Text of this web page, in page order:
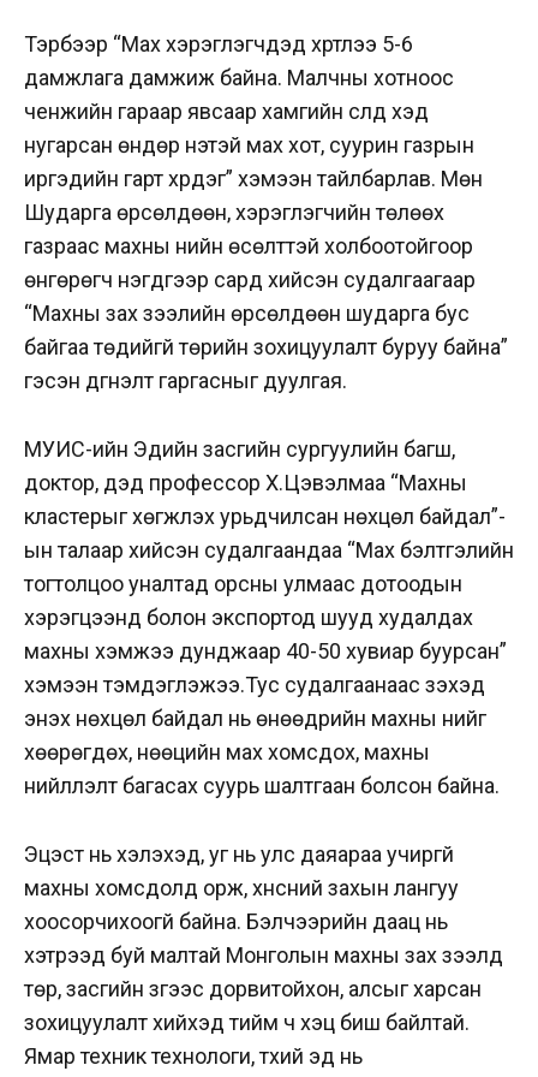
Тэрбээр “Мах хэрэглэгчдэд хүртлээ 5-6
дамжлага дамжиж байна. Малчны хотноос
ченжийн гараар явсаар хамгийн сүүлд хэд
нугарсан өндөр үнэтэй мах хот, суурин газрын
иргэдийн гарт хүрдэг” хэмээн тайлбарлав. Мөн
Шударга өрсөлдөөн, хэрэглэгчийн төлөөх
газраас махны үнийн өсөлттэй холбоотойгоор
өнгөрөгч нэгдүгээр сард хийсэн судалгаагаар
“Махны зах зээлийн өрсөлдөөн шударга бус
байгаа төдийгүй төрийн зохицуулалт буруу байна”
гэсэн дүгнэлт гаргасныг дуулгая.
МУИС-ийн Эдийн засгийн сургуулийн багш,
доктор, дэд профессор Х.Цэвэлмаа “Махны
кластерыг хөгжүүлэх урьдчилсан нөхцөл байдал”-
ын талаар хийсэн судалгаандаа “Мах бэлтгэлийн
тогтолцоо уналтад орсны улмаас дотоодын
хэрэгцээнд болон экспортод шууд худалдах
махны хэмжээ дунджаар 40-50 хувиар буурсан”
хэмээн тэмдэглэжээ.Тус судалгаанаас үзэхэд
энэхүү нөхцөл байдал нь өнөөдрийн махны үнийг
хөөрөгдөх, нөөцийн мах хомсдох, махны
нийлүүлэлт багасах суурь шалтгаан болсон байна.
Эцэст нь хэлэхэд, уг нь улс даяараа учиргүй
махны хомсдолд орж, хүнсний захын лангуу
хоосорчихоогүй байна. Бэлчээрийн даац нь
хэтрээд буй малтай Монголын махны зах зээлд
төр, засгийн зүгээс дорвитойхон, алсыг харсан
зохицуулалт хийхэд тийм ч хэцүү биш байлтай.
Ямар техник технологи, түүхий эд нь